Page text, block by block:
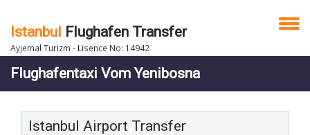
Istanbul Flughafen Transfer
Ayjemal Turizm - Lisence No: 14942
Flughafentaxi Vom Yenibosna
Istanbul Airport Transfer